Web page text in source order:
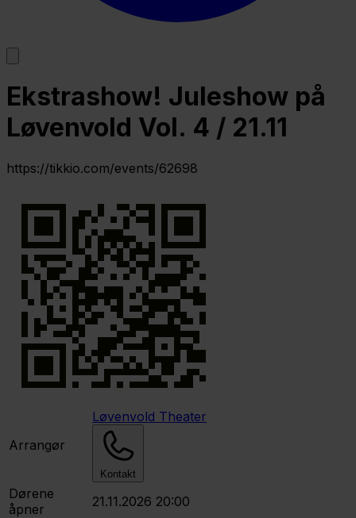
Ekstrashow! Juleshow på
Løvenvold Vol. 4 / 21.11
https://tikkio.com/events/62698
Arrangør
Løvenvold Theater
Kontakt
Dørene
åpner
21.11.2026 20:00